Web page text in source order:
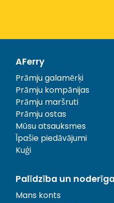
AFerry
Prāmju galamērķi
Prāmju kompānijas
Prāmju maršruti
Prāmju ostas
Mūsu atsauksmes
Īpašie piedāvājumi
Kuģi
Palīdzība un
Mans konts